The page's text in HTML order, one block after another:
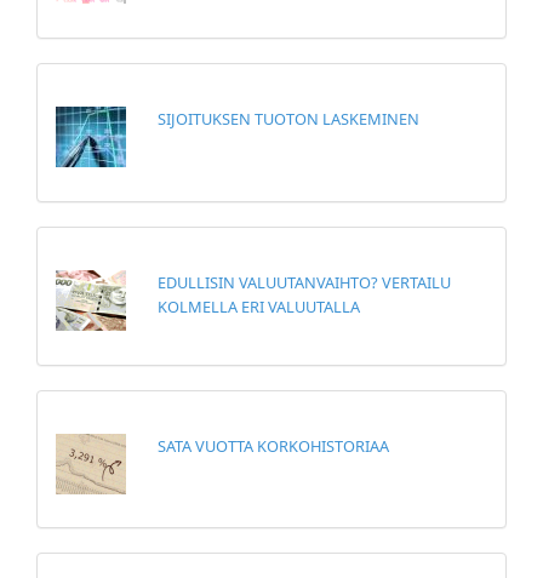
SIJOITUKSEN TUOTON LASKEMINEN
EDULLISIN VALUUTANVAIHTO? VERTAILU
KOLMELLA ERI VALUUTALLA
SATA VUOTTA KORKOHISTORIAA